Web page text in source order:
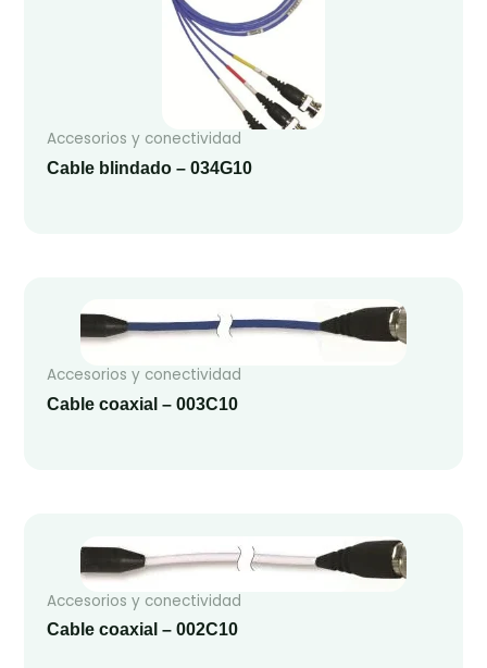
Accesorios y conectividad
Cable blindado – 034G10
Accesorios y conectividad
Cable coaxial – 003C10
Accesorios y conectividad
Cable coaxial – 002C10